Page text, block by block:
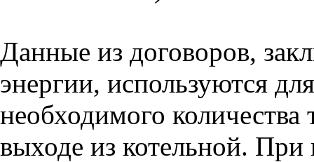
Данные из договоров,
энергии, используются
необходимого
выходе из котельной.